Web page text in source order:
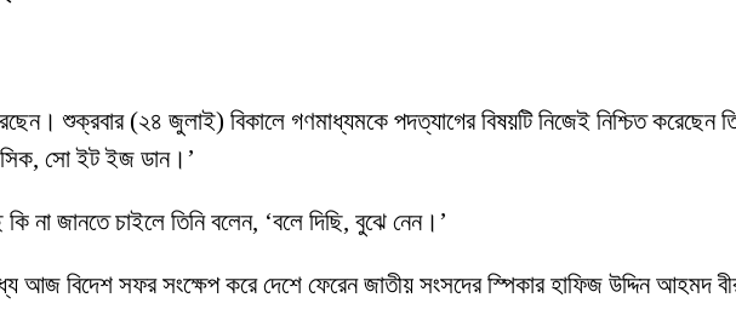
শুক্রবার (২৪ জুলাই) বিকালে গণমাধ্যমকে পদত্যাগের বিষয়টি নিজেই নিশ্চিত করেছেন
সো ইট ইজ ডান।’
না জানতে চাইলে তিনি বলেন, ‘বলে দিছি, বুঝে নেন।’
আজ বিদেশ সফর সংক্ষেপ করে দেশে ফেরেন জাতীয় সংসদের স্পিকার হাফিজ উদ্দিন আহমদ